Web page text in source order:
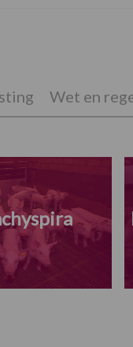
Wet en